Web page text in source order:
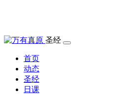
圣经
首页
动态
圣经
日课